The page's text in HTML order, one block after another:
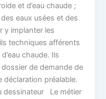
et d’eau chaude ;
eaux usées et des
y implanter les
techniques afférents
chaude. Ils
de demande de
déclaration préalable.
dessinateur Le métier